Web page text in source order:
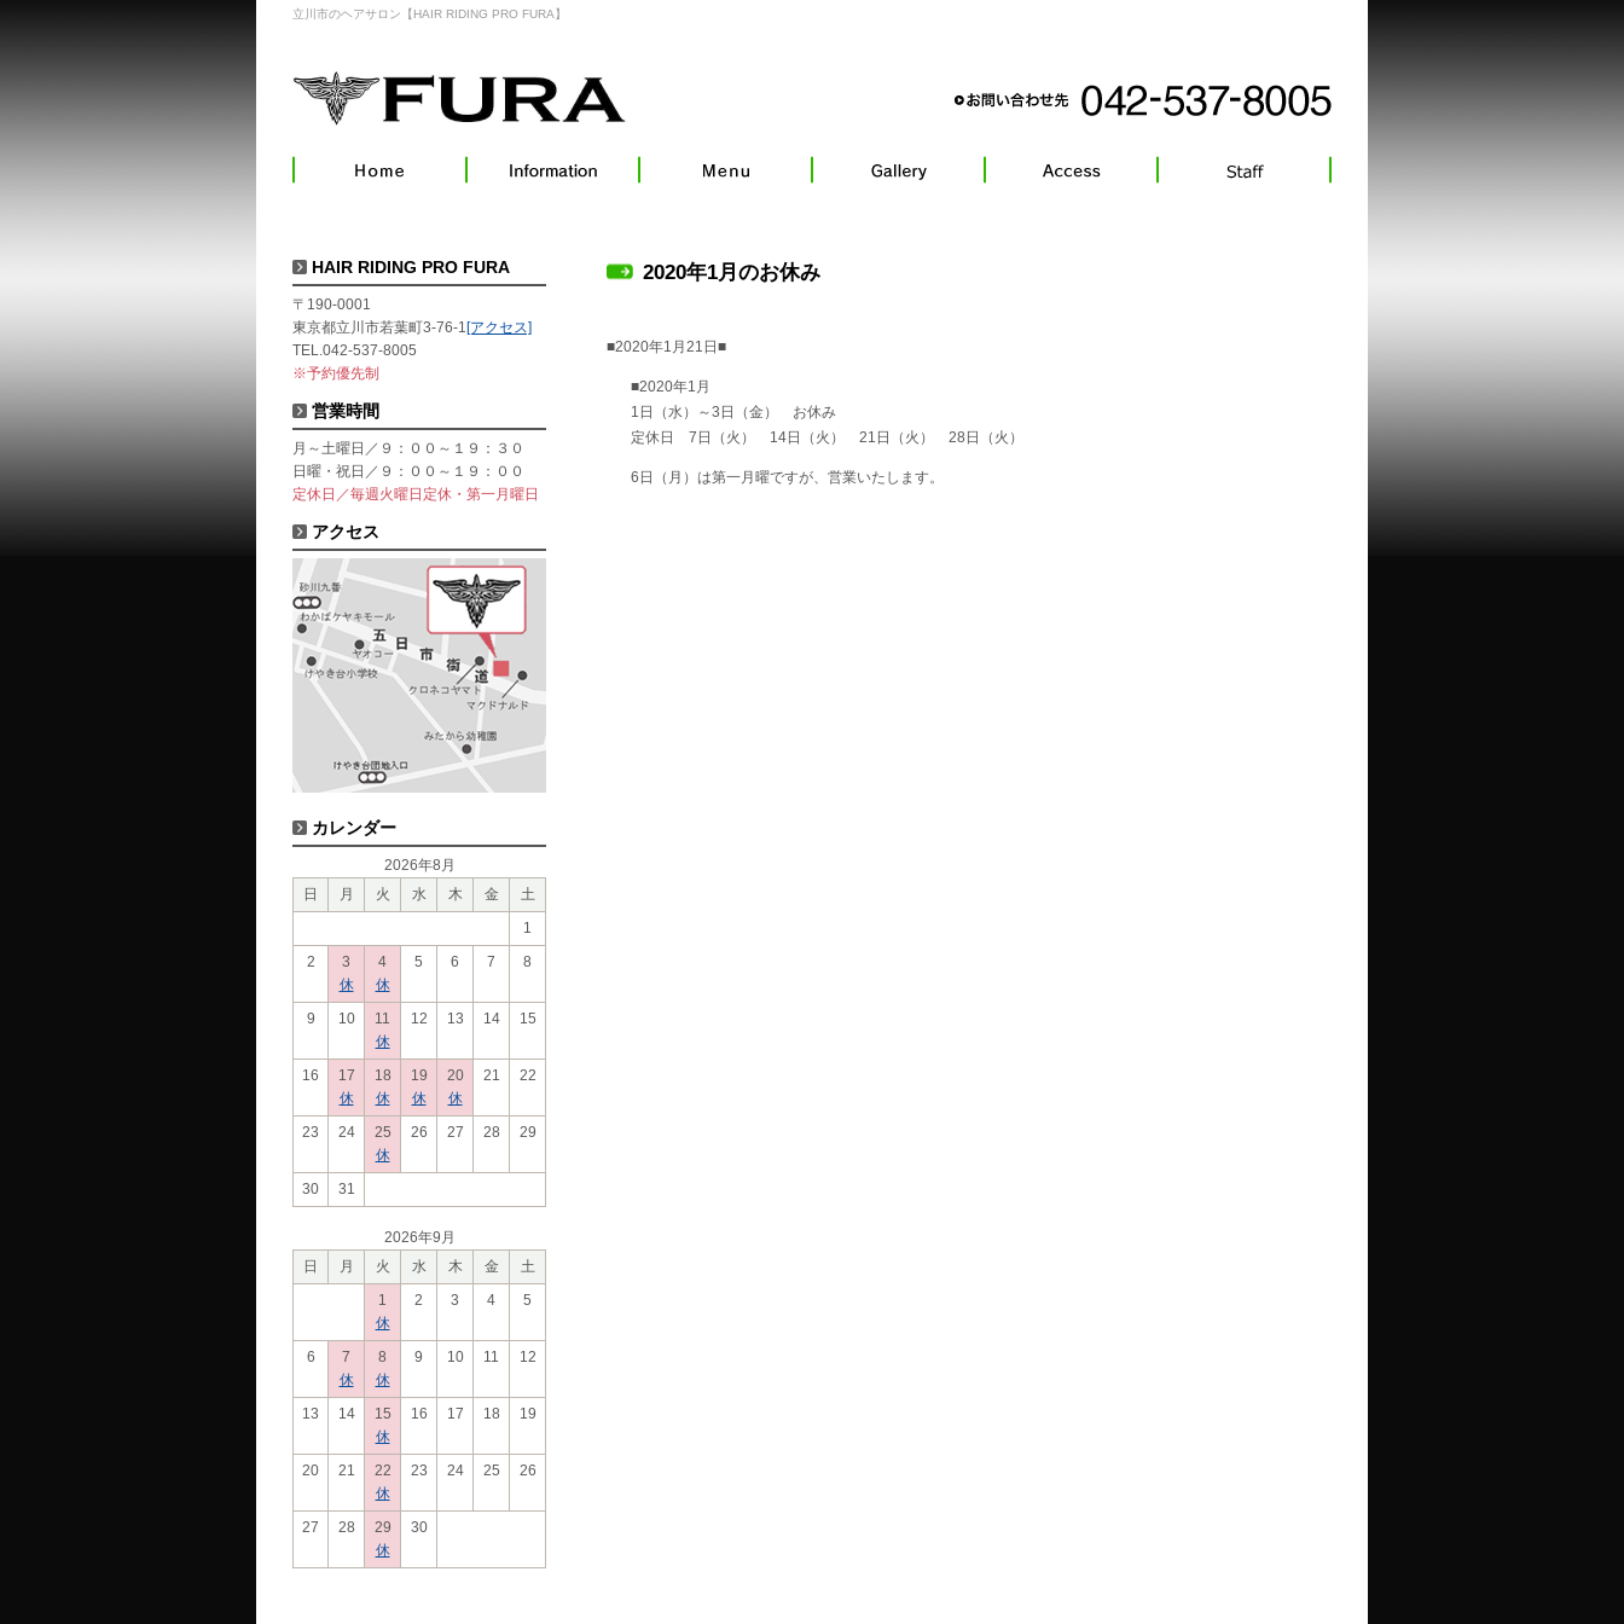
立川市のヘアサロン【HAIR RIDING PRO FURA】
2020年1月のお休み
■2020年1月21日■
■2020年1月
1日（水）～3日（金） お休み
定休日 7日（火） 14日（火） 21日（火） 28日（火）
6日（月）は第一月曜ですが、営業いたします。
HAIR RIDING PRO FURA
〒190-0001
東京都立川市若葉町3-76-1 [アクセス]
TEL.042-537-8005
※予約優先制
営業時間
月～土曜日／９：００～１９：３０
日曜・祝日／９：００～１９：００
定休日／毎週火曜日定休・第一月曜日
アクセス
カレンダー
2026年8月
日
月 火 水 木 金
土
1
2
3
休
4
休
5 6 7 8
9 10
11
休
12 13 14 15
16
17
休
18
休
19
休
20
休
21 22
23 24
25
休
26 27 28 29
30 31
2026年9月
日
月 火 水 木 金
土
1
休
2 3 4 5
6
7
休
8
休
9 10 11 12
13 14
15
休
16 17 18 19
20 21
22
休
23 24 25 26
27 28
29
休
30